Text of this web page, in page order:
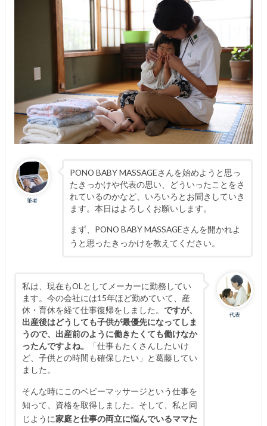
筆者
PONO BABY MASSAGEさんを始めようと思っ
たきっかけや代表の思い、どういったことをさ
れているのかなど、いろいろとお聞きしていき
ます。本日はよろしくお願いします。
まず、PONO BABY MASSAGEさんを開かれよ
うと思ったきっかけを教えてください。
代表
私は、現在もOLとしてメーカーに勤務してい
ます。今の会社には15年ほど勤めていて、産
休・育休を経て仕事復帰をしました。 ですが、
出産後はどうしても子供が最優先になってしま
うので、出産前のように働きたくても働けなか
ったんですよね。
「仕事もたくさんしたいけ
ど、子供との時間も確保したい」と葛藤してい
ました。
そんな時にこのベビーマッサージという仕事を
知って、資格を取得しました。そして、 私と同
じように家庭と仕事の両立に悩んでいるママた